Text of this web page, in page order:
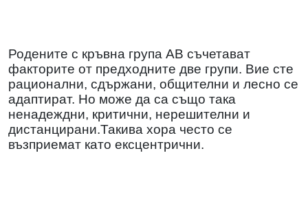
Родените с кръвна група АВ съчетават
факторите от предходните две групи. Вие сте
рационални, сдържани, общителни и лесно се
адаптират. Но може да са също така
ненадеждни, критични, нерешителни и
дистанцирани.Такива хора често се
възприемат като ексцентрични.